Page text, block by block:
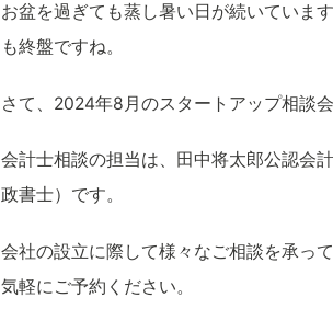
お盆を過ぎても蒸し暑い日が続いていま
も終盤ですね。
さて、2024年8月のスタートアップ相談
会計士相談の担当は、田中将太郎公認会
政書士）です。
会社の設立に際して様々なご相談を承っ
気軽にご予約ください。